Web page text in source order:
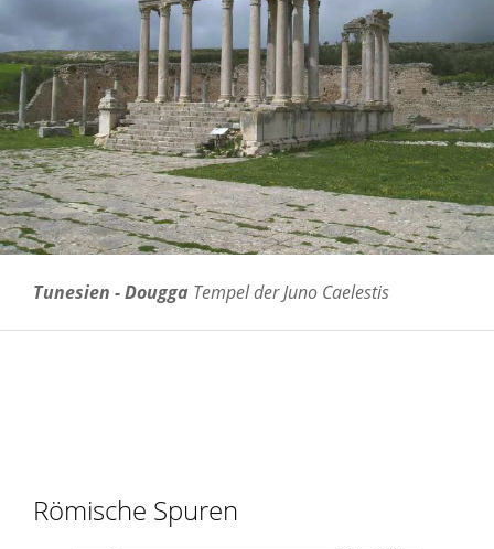
Tunesien - Dougga Tempel der Juno Caelestis
Römische Spuren